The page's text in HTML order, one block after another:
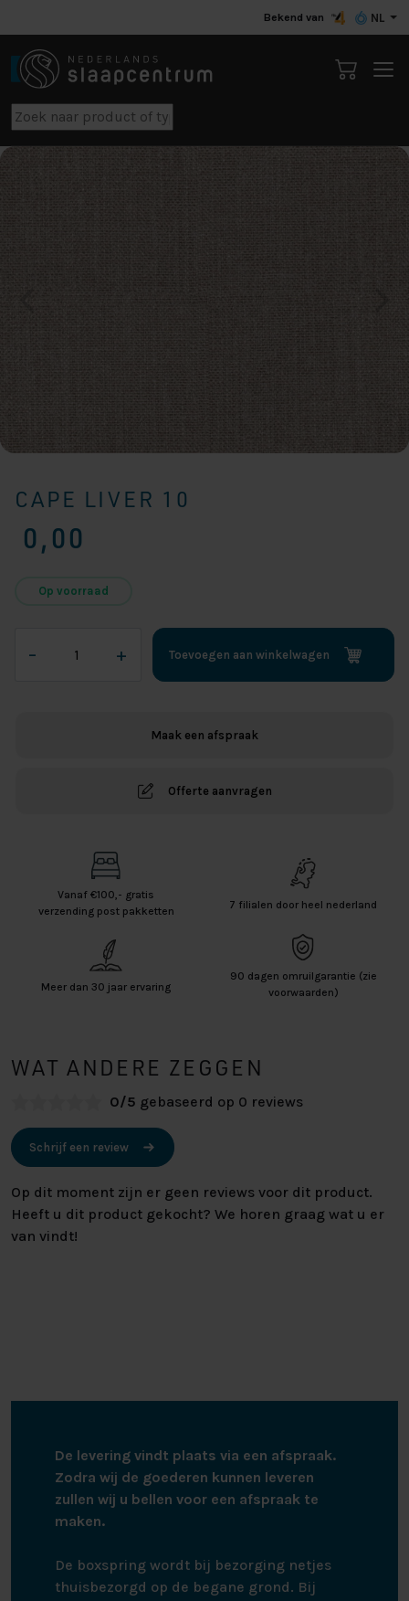
Bekend van NL
CAPE LIVER 10
0,00
Op voorraad
–
Liver
+ Toevoegen aan winkelwagen
Maak een afspraak
Offerte aanvragen
Vanaf €100,- gratis
verzending post pakketten
7 filialen door heel nederland
Meer dan 30 jaar ervaring
90 dagen omruilgarantie (zie
voorwaarden)
WAT ANDERE ZEGGEN
0/5 gebaseerd op 0 reviews
Schrijf een review
Op dit moment zijn er geen reviews voor dit product.
Heeft u dit product gekocht? We horen graag wat u er
van vindt!
De levering vindt plaats via een afspraak.
Zodra wij de goederen kunnen leveren
zullen wij u bellen voor een afspraak te
maken.
De boxspring wordt bij bezorging netjes
thuisbezorgd op de begane grond. Bij